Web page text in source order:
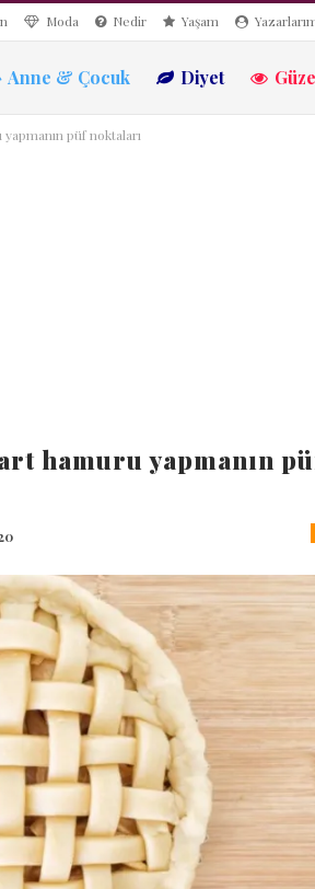
Moda Nedir Yaşam
Anne & Çocuk Diyet
püf noktaları
hamuru yapmanın